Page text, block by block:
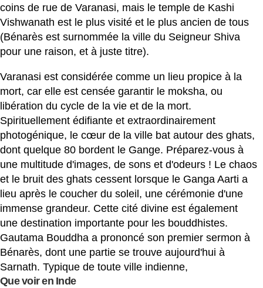
coins de rue de Varanasi, mais le temple de Kashi
Vishwanath est le plus visité et le plus ancien de tous
(Bénarès est surnommée la ville du Seigneur Shiva
pour une raison, et à juste titre).
Varanasi est considérée comme un lieu propice à la
mort, car elle est censée garantir le moksha, ou
libération du cycle de la vie et de la mort.
Spirituellement édifiante et extraordinairement
photogénique, le cœur de la ville bat autour des ghats,
dont quelque 80 bordent le Gange. Préparez-vous à
une multitude d'images, de sons et d'odeurs ! Le chaos
et le bruit des ghats cessent lorsque le Ganga Aarti a
lieu après le coucher du soleil, une cérémonie d'une
immense grandeur. Cette cité divine est également
une destination importante pour les bouddhistes.
Gautama Bouddha a prononcé son premier sermon à
Bénarès, dont une partie se trouve aujourd'hui à
Sarnath. Typique de toute ville indienne,
Que voir en Inde